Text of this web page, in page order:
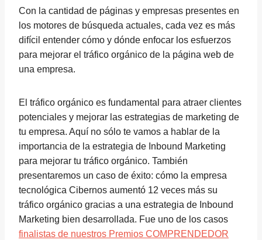
Con la cantidad de páginas y empresas presentes en
los motores de búsqueda actuales, cada vez es más
difícil entender cómo y dónde enfocar los esfuerzos
para mejorar el tráfico orgánico de la página web de
una empresa.
El tráfico orgánico es fundamental para atraer clientes
potenciales y mejorar las estrategias de marketing de
tu empresa. Aquí no sólo te vamos a hablar de la
importancia de la estrategia de Inbound Marketing
para mejorar tu tráfico orgánico. También
presentaremos un caso de éxito: cómo la empresa
tecnológica Cibernos aumentó 12 veces más su
tráfico orgánico gracias a una estrategia de Inbound
Marketing bien desarrollada. Fue uno de los casos
finalistas de nuestros Premios COMPRENDEDOR